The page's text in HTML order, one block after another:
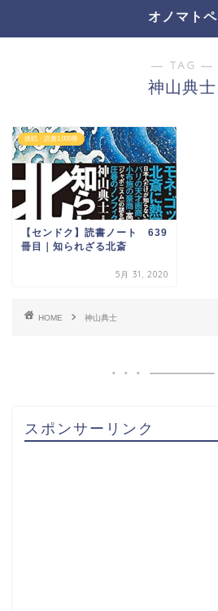
オノマトペ
― TAG ―
神山典士
挑戦・読書1,000冊
【センドク】読書ノート 639
冊目｜知られざる北斎
5月 31, 2020
HOME 神山典士
スポンサーリンク